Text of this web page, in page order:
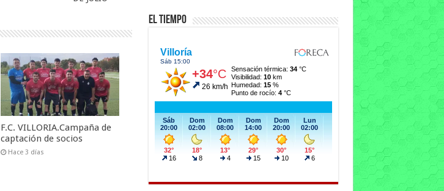
F.C. VILLORIA.Campaña de
captación de socios
Hace 3 días
El Tiempo